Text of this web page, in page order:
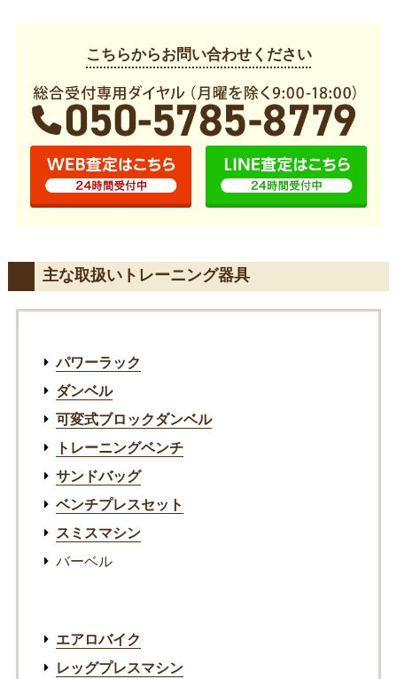
こちらからお問い合わせください
主な取扱いトレーニング器具
パワーラック
ダンベル
可変式ブロックダンベル
トレーニングベンチ
サンドバッグ
ベンチプレスセット
スミスマシン
バーベル
エアロバイク
レッグプレスマシン